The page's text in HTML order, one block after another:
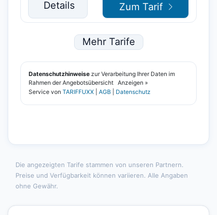
Die angezeigten Tarife stammen von unseren Partnern.
Preise und Verfügbarkeit können variieren. Alle Angaben
ohne Gewähr.